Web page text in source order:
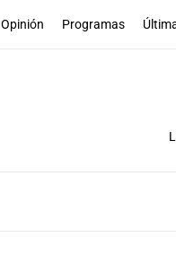
Opinión Programas